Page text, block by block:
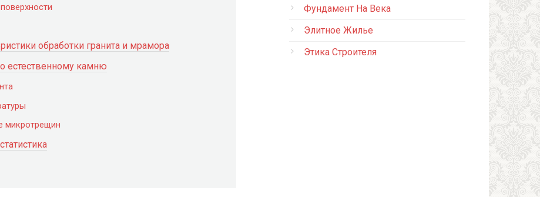
обработки гранита и мрамора
естественному камню
микротрещин
Фундамент На Века
Элитное Жилье
Этика Строителя